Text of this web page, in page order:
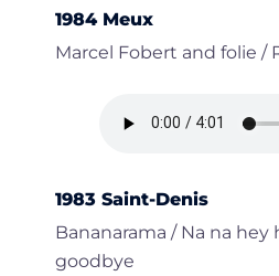
1984 Meux
Marcel Fobert and folie /
1983 Saint-Denis
Bananarama / Na na hey
goodbye